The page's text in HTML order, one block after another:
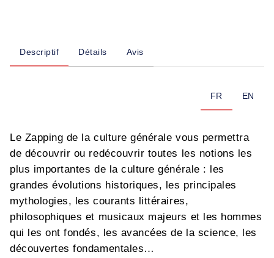
Descriptif Détails Avis
FR EN
Le Zapping de la culture générale vous permettra
de découvrir ou redécouvrir toutes les notions les
plus importantes de la culture générale : les
grandes évolutions historiques, les principales
mythologies, les courants littéraires,
philosophiques et musicaux majeurs et les hommes
qui les ont fondés, les avancées de la science, les
découvertes fondamentales…